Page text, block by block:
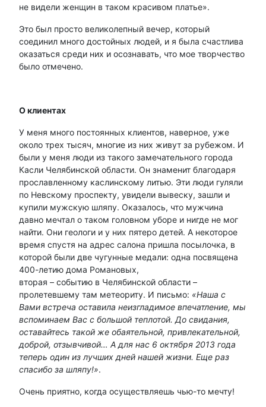
не видели женщин в таком красивом платье».
Это был просто великолепный вечер, который
соединил много достойных людей, и я была счастлива
оказаться среди них и осознавать, что мое творчество
было отмечено.
О клиентах
У меня много постоянных клиентов, наверное, уже
около трех тысяч, многие из них живут за рубежом. И
были у меня люди из такого замечательного города
Касли Челябинской области. Он знаменит благодаря
прославленному каслинскому литью. Эти люди гуляли
по Невскому проспекту, увидели вывеску, зашли и
купили мужскую шляпу. Оказалось, что мужчина
давно мечтал о таком головном уборе и нигде не мог
найти. Они геологи и у них пятеро детей. А некоторое
время спустя на адрес салона пришла посылочка, в
которой были две чугунные медали: одна посвящена
400-летию дома Романовых,
вторая – событию в Челябинской области –
пролетевшему там метеориту. И письмо: «Наша с
Вами встреча оставила неизгладимое впечатление, мы
вспоминаем Вас с большой теплотой. До свидания,
оставайтесь такой же обаятельной, привлекательной,
доброй, отзывчивой… А для нас 6 октября 2013 года
теперь один из лучших дней нашей жизни. Еще раз
спасибо за шляпу!».
Очень приятно, когда осуществляешь чью-то мечту!